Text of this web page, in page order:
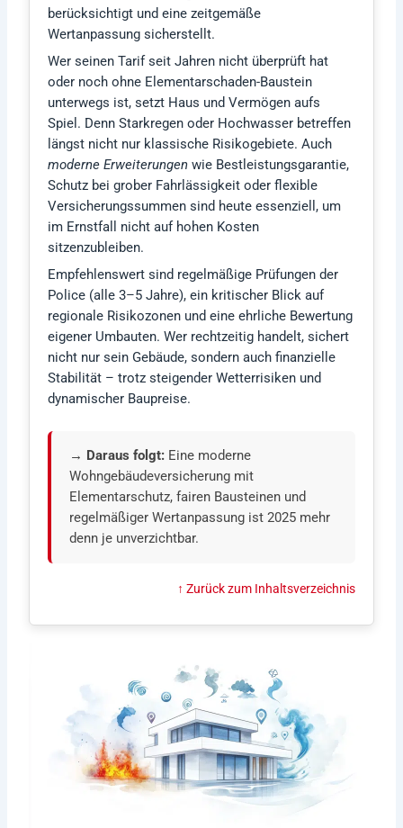
berücksichtigt und eine zeitgemäße
Wertanpassung sicherstellt.
Wer seinen Tarif seit Jahren nicht überprüft hat
oder noch ohne Elementarschaden-Baustein
unterwegs ist, setzt Haus und Vermögen aufs
Spiel. Denn Starkregen oder Hochwasser betreffen
längst nicht nur klassische Risikogebiete. Auch
moderne Erweiterungen wie Bestleistungsgarantie,
Schutz bei grober Fahrlässigkeit oder flexible
Versicherungssummen sind heute essenziell, um
im Ernstfall nicht auf hohen Kosten
sitzenzubleiben.
Empfehlenswert sind regelmäßige Prüfungen der
Police (alle 3–5 Jahre), ein kritischer Blick auf
regionale Risikozonen und eine ehrliche Bewertung
eigener Umbauten. Wer rechtzeitig handelt, sichert
nicht nur sein Gebäude, sondern auch finanzielle
Stabilität – trotz steigender Wetterrisiken und
dynamischer Baupreise.
→ Daraus folgt: Eine moderne
Wohngebäudeversicherung mit
Elementarschutz, fairen Bausteinen und
regelmäßiger Wertanpassung ist 2025 mehr
denn je unverzichtbar.
↑ Zurück zum Inhaltsverzeichnis